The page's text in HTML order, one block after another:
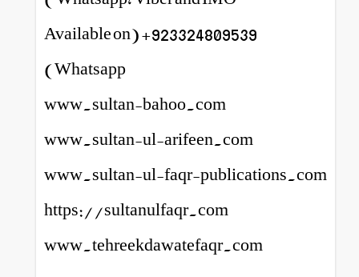
923324809539+ (Available on
Whatsapp)
www.sultan-bahoo.com
www.sultan-ul-arifeen.com
www.sultan-ul-faqr-publications.com
https://sultanulfaqr.com
www.tehreekdawatefaqr.com